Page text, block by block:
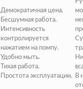
Демократичная цена.
Бесшумная работа.
Интенсивность
контролируется
нажатием на помпу.
Удобно мыть.
Тихая работа.
Простота эксплуатации.
В